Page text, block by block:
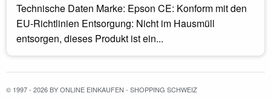
Technische Daten Marke: Epson CE: Konform mit den
EU-Richtlinien Entsorgung: Nicht im Hausmüll
entsorgen, dieses Produkt ist ein...
© 1997 - 2026 BY ONLINE EINKAUFEN - SHOPPING SCHWEIZ